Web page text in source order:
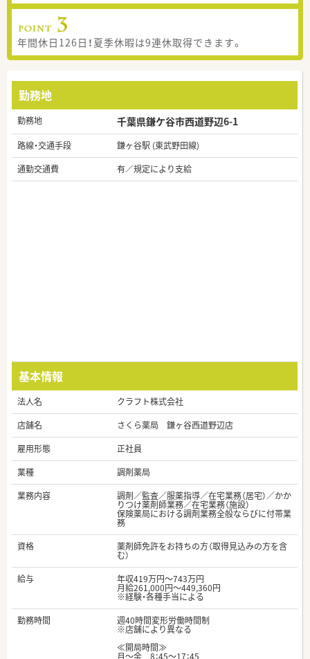
年間休日126日！夏季休暇は9連休取得できます。
勤務地
勤務地 千葉県鎌ケ谷市西道野辺6-1
路線・交通手段
鎌ヶ谷駅 (東武野田線)
通勤交通費
有／規定により支給
基本情報
法人名
クラフト株式会社
店舗名
さくら薬局 鎌ヶ谷西道野辺店
雇用形態
正社員
業種
調剤薬局
業務内容
調剤／監査／服薬指導／在宅業務（居宅）／かか
りつけ薬剤師業務／在宅業務（施設）
保険薬局における調剤業務全般ならびに付帯業
務
資格
薬剤師免許をお持ちの方（取得見込みの方を含
む）
給与
年収419万円～743万円
月給261,000円～449,360円
※経験・各種手当による
勤務時間
週40時間変形労働時間制
※店舗により異なる
≪開局時間≫
月～金 8：45～17：45